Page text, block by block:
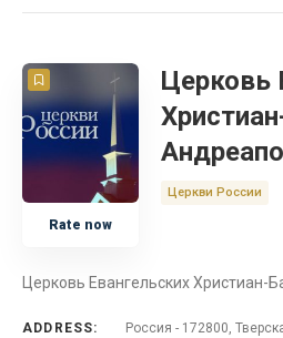
COUNT 20
Церковь
Rate now
Церковь
Церкви России
Церковь Евангельских Христиан-
ADDRESS:
Россия - 172800,